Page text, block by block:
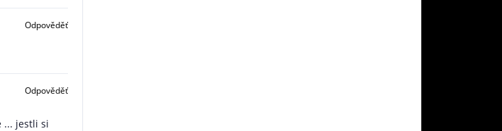
Odpověděť
Odpověděť
... jestli si